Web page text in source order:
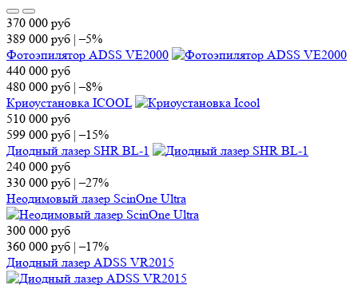
370 000 руб
389 000 руб |–5%
Фотоэпилятор ADSS VE2000
440 000 руб
480 000 руб |–8%
Криоустановка ICOOL
510 000 руб
599 000 руб |–15%
Диодный лазер SHR BL-1
240 000 руб
330 000 руб |–27%
Неодимовый лазер ScinOne Ultra
300 000 руб
360 000 руб |–17%
Диодный лазер ADSS VR2015